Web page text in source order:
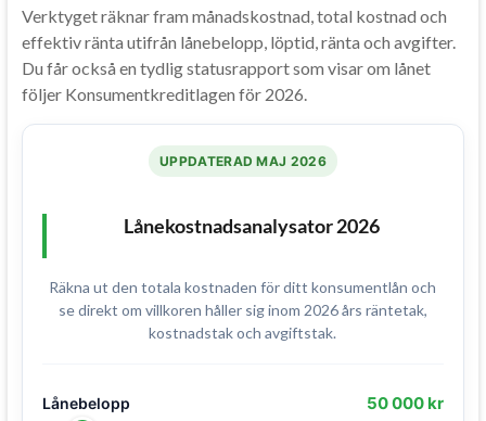
Verktyget räknar fram månadskostnad, total kostnad och
effektiv ränta utifrån lånebelopp, löptid, ränta och avgifter.
Du får också en tydlig statusrapport som visar om lånet
följer Konsumentkreditlagen för 2026.
UPPDATERAD MAJ 2026
Lånekostnadsanalysator 2026
Räkna ut den totala kostnaden för ditt konsumentlån och
se direkt om villkoren håller sig inom 2026 års räntetak,
kostnadstak och avgiftstak.
Lånebelopp 50 000 kr